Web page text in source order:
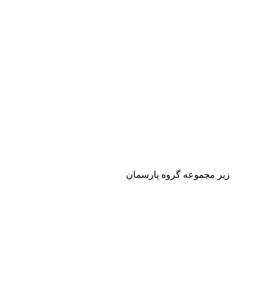
زیر مجموعه گروه پارسمان